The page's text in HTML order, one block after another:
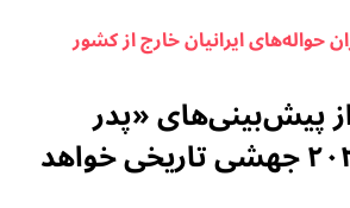
حواله‌های ایرانیان خارج از کشور
پیش‌بینی‌های «پدر
پولدار» در ۲۰۲۵ جهشی تاریخی خواهد